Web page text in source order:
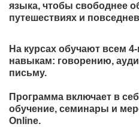
языка, чтобы свободнее
путешествиях и
На курсах обучают всем
навыкам: говорению,
письму.
Программа включает в
обучение, семинары и
Online.